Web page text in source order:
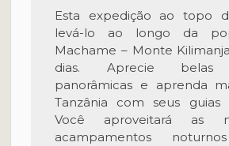
Esta expedição ao topo
levá-lo ao longo da
Machame – Monte
dias. Aprecie belas
panorâmicas e aprenda
Tanzânia com seus guias
Você aproveitará as
acampamentos